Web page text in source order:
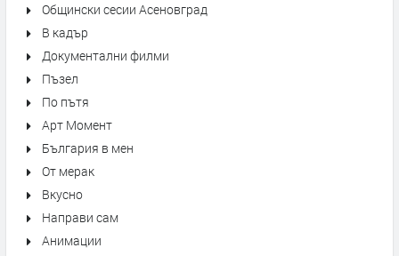
Общински сесии Асеновград
В кадър
Документални филми
Пъзел
По пътя
Арт Момент
България в мен
От мерак
Вкусно
Направи сам
Анимации